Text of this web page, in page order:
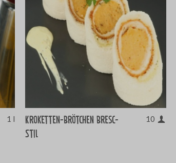
1 l
Kroketten-Brötchen Bresc-
Stil
10